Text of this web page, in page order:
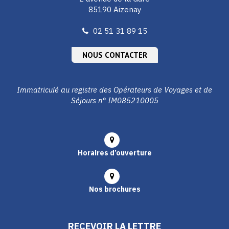
85190 Aizenay
02 51 31 89 15
NOUS CONTACTER
Immatriculé au registre des Opérateurs de Voyages et de
Séjours n° IM085210005
Horaires d’ouverture
Nos brochures
RECEVOIR LA LETTRE